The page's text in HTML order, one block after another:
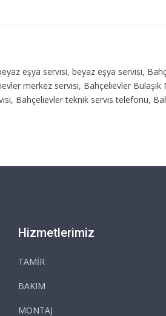
eşya servisi, beyaz eşya servisi,
merkez servisi, Bahçelievler Bulaşık
Bahçelievler teknik servis telefonu,
Hizmetlerimiz
TAMİR
BAKIM
MONTAJ